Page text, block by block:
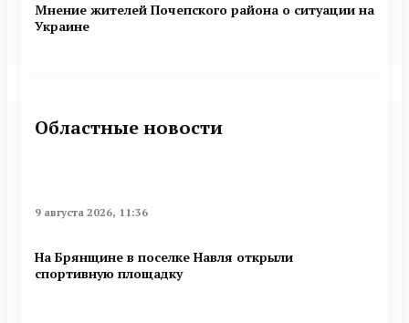
Мнение жителей Почепского района о ситуации на
Украине
Областные новости
9 августа 2026, 11:36
На Брянщине в поселке Навля открыли
спортивную площадку